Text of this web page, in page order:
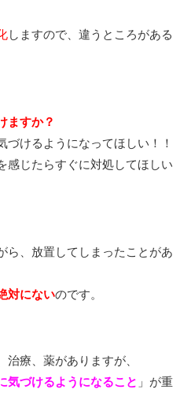
しますので、違うところがある
ますか？
づけるようになってほしい！！
感じたらすぐに対処してほしい
ら、放置してしまったことがあ
対にないのです。
療、薬がありますが、
気づけるようになること 」が重